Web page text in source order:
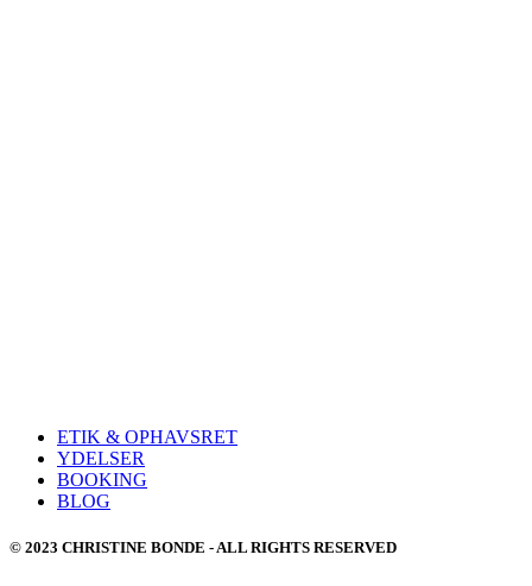
ETIK & OPHAVSRET
YDELSER
BOOKING
BLOG
© 2023 CHRISTINE BONDE - ALL RIGHTS RESERVED